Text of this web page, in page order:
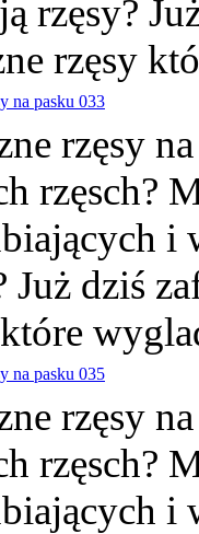
rzęsy?
rzęsy
na pasku 033
rzęsy
rzęsch?
i
Już dziś
na pasku 035
rzęsy
rzęsch?
i